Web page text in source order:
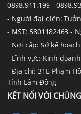
0898.911.199 -
- Người đại diện:
- MST: 5801182463 -
- Nơi cấp: Sở kế
- Lĩnh vực: Kinh
- Địa chỉ: 31B Phạm
Tỉnh Lâm Đồng
KẾT NỐI VỚI